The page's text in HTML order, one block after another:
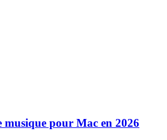
musique pour Mac en 2026